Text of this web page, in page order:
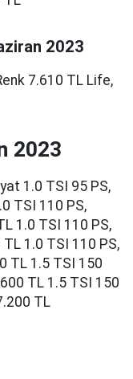
2023
7.610 TL Life,
2023
1.0 TSI 95 PS,
TSI 110 PS,
1.0 TSI 110 PS,
1.0 TSI 110 PS,
TL 1.5 TSI 150
TL 1.5 TSI 150
TL